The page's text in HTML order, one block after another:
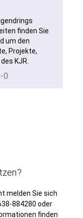
finden Sie
um den
Projekte,
KJR.
0
melden Sie sich
884280 oder
finden